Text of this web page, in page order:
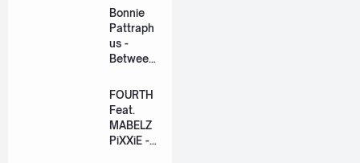
วิวาห์)
Ost. The
Paradise
of Thorns
Lyric +
Eng]
Bonnie
Pattraph
us -
Between
US The
Series
[Romaniz
ation
FOURTH
Feat.
MABELZ
PiXXiE -